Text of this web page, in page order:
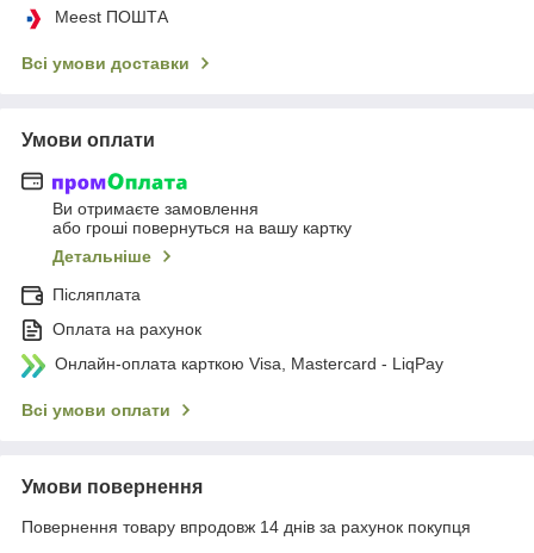
Meest ПОШТА
Всі умови доставки
Умови оплати
Ви отримаєте замовлення
або гроші повернуться на вашу картку
Детальніше
Післяплата
Оплата на рахунок
Онлайн-оплата карткою Visa, Mastercard - LiqPay
Всі умови оплати
Умови повернення
Повернення товару впродовж 14 днів за рахунок покупця